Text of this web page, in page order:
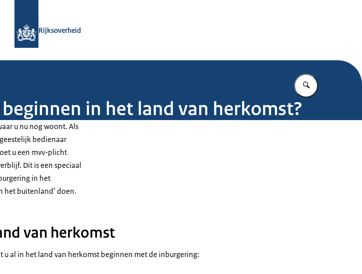
Rijksoverheid
Vul in wat u
in het land van herkomst?
u nu nog woont. Als
bedienaar
u een mvv-plicht
Dit is een speciaal
in het
het buitenland’ doen.
van herkomst
u al in het land van herkomst beginnen met de inburgering: